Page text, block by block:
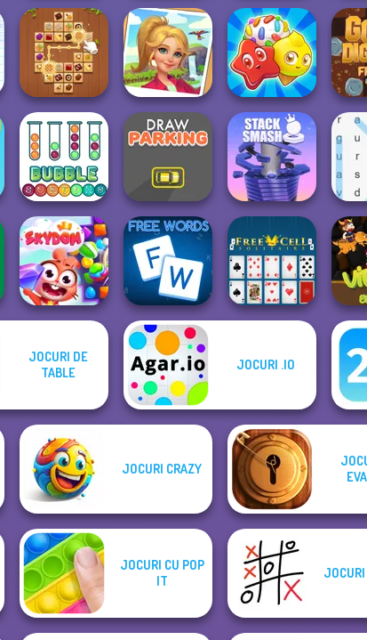
Master Checkers
Emerland
Solitaire
Checkers
Tile Connect: Pair
Matching
Tropical Merge Candy Riddles
Bubble Sorting Draw Parking Stack Smash
Free Words
JOCURI DE
TABLE
JOCURI .IO
JOCURI CRAZY
JOCURI CU POP
IT